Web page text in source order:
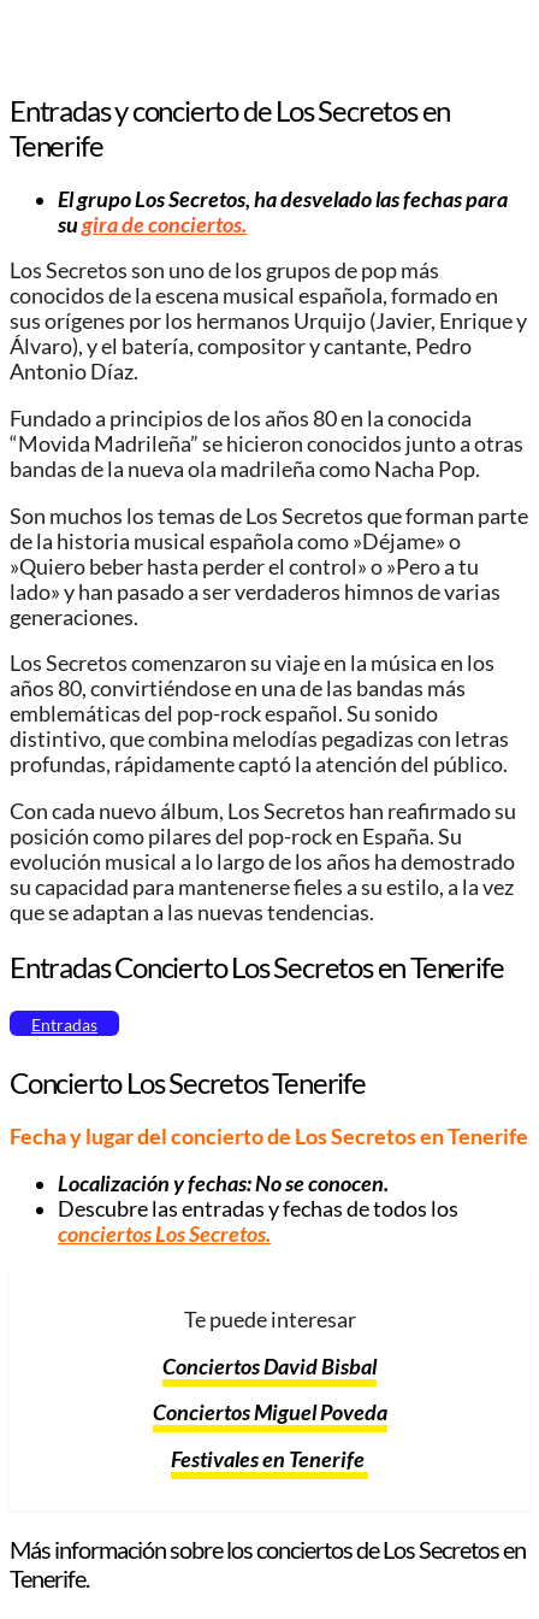
Entradas y concierto de Los Secretos en
Tenerife
El grupo Los Secretos, ha desvelado las fechas para
sugira de conciertos.
Los Secretos son uno de los grupos de pop más
conocidos de la escena musical española, formado en
sus orígenes por los hermanos Urquijo (Javier, Enrique y
Álvaro), y el batería, compositor y cantante, Pedro
Antonio Díaz.
Fundado a principios de los años 80 en la conocida
“Movida Madrileña” se hicieron conocidos junto a otras
bandas de la nueva ola madrileña como Nacha Pop.
Son muchos los temas de Los Secretos que forman parte
de la historia musical española como »Déjame» o
»Quiero beber hasta perder el control» o »Pero a tu
lado» y han pasado a ser verdaderos himnos de varias
generaciones.
Los Secretos comenzaron su viaje en la música en los
años 80, convirtiéndose en una de las bandas más
emblemáticas del pop-rock español. Su sonido
distintivo, que combina melodías pegadizas con letras
profundas, rápidamente captó la atención del público.
Con cada nuevo álbum, Los Secretos han reafirmado su
posición como pilares del pop-rock en España. Su
evolución musical a lo largo de los años ha demostrado
su capacidad para mantenerse fieles a su estilo, a la vez
que se adaptan a las nuevas tendencias.
Entradas Concierto Los Secretos en Tenerife
Entradas
Concierto Los Secretos Tenerife
Fecha y lugar del concierto de Los Secretos en Tenerife
Localización y fechas: No se conocen.
Descubre las entradas y fechas de todos los
conciertos Los Secretos.
Te puede interesar
Conciertos David Bisbal
Conciertos Miguel Poveda
Festivales en Tenerife
Más información sobre los conciertos de Los Secretos en
Tenerife.